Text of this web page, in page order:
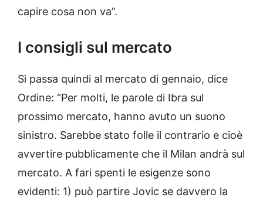
capire cosa non va”.
I consigli sul mercato
Si passa quindi al mercato di gennaio, dice
Ordine: “Per molti, le parole di Ibra sul
prossimo mercato, hanno avuto un suono
sinistro. Sarebbe stato folle il contrario e cioè
avvertire pubblicamente che il Milan andrà sul
mercato. A fari spenti le esigenze sono
evidenti: 1) può partire Jovic se davvero la